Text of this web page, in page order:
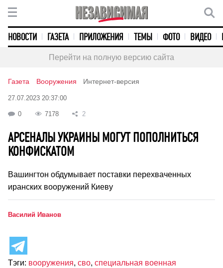
НОВОСТИ ГАЗЕТА ПРИЛОЖЕНИЯ ТЕМЫ ФОТО ВИДЕО
Перейти на полную версию сайта
Газета Вооружения Интернет-версия
27.07.2023 20:37:00
0 7178 2
АРСЕНАЛЫ УКРАИНЫ МОГУТ ПОПОЛНИТЬСЯ
КОНФИСКАТОМ
Вашингтон обдумывает поставки перехваченных
иранских вооружений Киеву
Василий Иванов
Тэги: вооружения, сво, специальная военная